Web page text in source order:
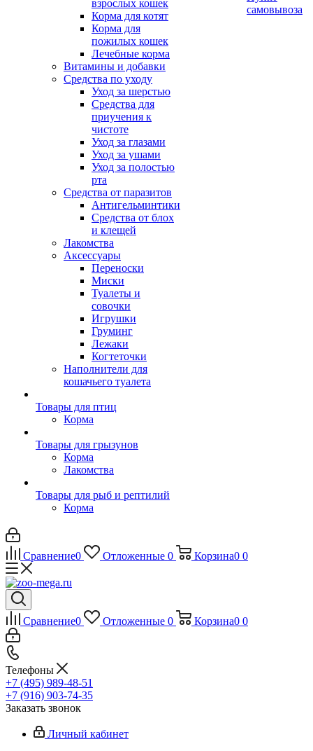
взрослых кошек
Корма для котят
Корма для
пожилых кошек
Лечебные корма
Витамины и добавки
Средства по уходу
Уход за шерстью
Средства для
приучения к
чистоте
Уход за глазами
Уход за ушами
Уход за полостью
рта
Средства от паразитов
Антигельминтики
Средства от блох
и клещей
Лакомства
Аксессуары
Переноски
Миски
Туалеты и
совочки
Игрушки
Груминг
Лежаки
Когтеточки
Наполнители для
кошачьего туалета
Товары для птиц
Корма
Товары для грызунов
Корма
Лакомства
Товары для рыб и рептилий
Корма
самовывоза
Сравнение0 Отложенные 0 Корзина0 0
Сравнение0 Отложенные 0 Корзина0 0
Телефоны
+7 (495) 989-48-51
+7 (916) 903-74-35
Заказать звонок
Личный кабинет